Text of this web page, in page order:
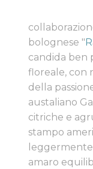
bolognese "
candida ben
floreale, con
della
austaliano
citriche e
stampo
amaro